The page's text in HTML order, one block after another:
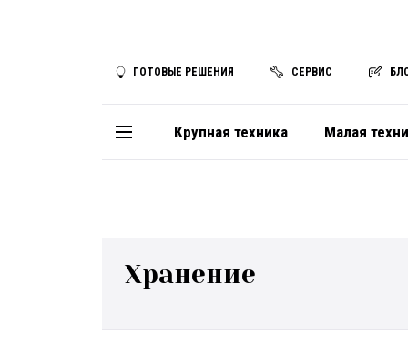
ГОТОВЫЕ РЕШЕНИЯ СЕРВИС
Крупная техника Малая
Хранение